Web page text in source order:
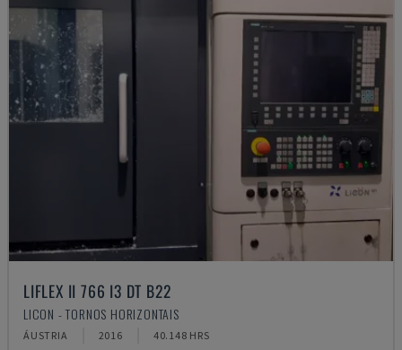
LIFLEX II 766 I3 DT B22
LICON - TORNOS HORIZONTAIS
ÁUSTRIA 2016 40.148 HRS